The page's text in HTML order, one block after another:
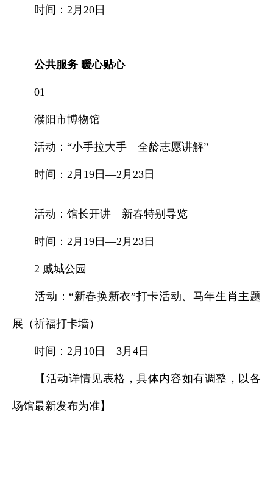
时间：2月20日
公共服务 暖心贴心
01
濮阳市博物馆
活动：“小手拉大手—全龄志愿讲解”
时间：2月19日—2月23日
活动：馆长开讲—新春特别导览
时间：2月19日—2月23日
2 戚城公园
活动：“新春换新衣”打卡活动、马年生肖主题
展（祈福打卡墙）
时间：2月10日—3月4日
【活动详情见表格，具体内容如有调整，以各
场馆最新发布为准】